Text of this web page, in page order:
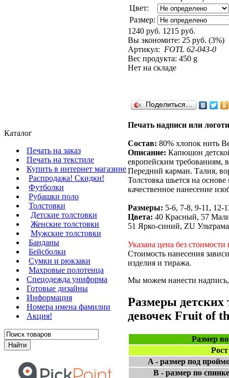
Каталог
Печать на заказ
Печать на текстиле
Купить в интернет магазине
Распродажа! Скидки!
Футболки
Рубашки поло
Толстовки
Детские толстовки
Женские толстовки
Мужские толстовки
Банданы
Бейсболки
Сумки и рюкзаки
Махровые полотенца
Cпецодежда униформа
Готовые дизайны
Информация
Номера имена фамилии
Акция!
Цвет:
Размер:
1240 руб. 1215 руб.
Вы экономите: 25 руб. (3%)
Артикул: FOTL 62-043-0
Вес продукта: 450 g
Нет на складе
Поделиться…
Печать надписи или
Состав: 80% хлопок нить
Описание: Капюшон
европейским требованиям,
Передний карман. Талия,
Толстовка шьется на
качественное нанесение
Размеры: 5-6, 7-8, 9-11, 12-
Цвета: 40 Красный, 57
51 Ярко-синий, ZU
Указана цена без стоимости
Стоимость нанесения
изделия и тиража.
Мы можем нанести надпись,
Размеры
девочек Fruit of
Размер
Рост
A - размер под
B - размер по